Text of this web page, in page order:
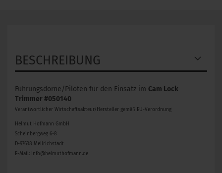
BESCHREIBUNG
Führungsdorne/Piloten für den Einsatz im Cam Lock
Trimmer #050140
Verantwortlicher Wirtschaftsakteur/Hersteller gemäß EU-Verordnung
Helmut Hofmann GmbH
Scheinbergweg 6-8
D-97638 Mellrichstadt
E-Mail: info@helmuthofmann.de